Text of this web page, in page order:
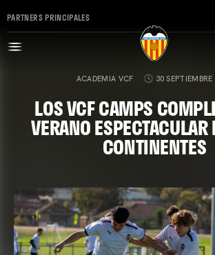
PARTNERS PRINCIPALES
ACADEMIA VCF 30
LOS VCF CAMPS
VERANO
CONTINENTES